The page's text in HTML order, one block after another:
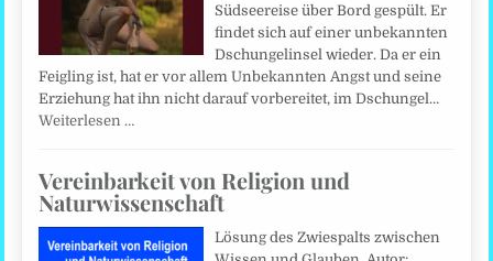
Südseereise über Bord gespült. Er
findet sich auf einer unbekannten
Dschungelinsel wieder. Da er ein
Feigling ist, hat er vor allem Unbekannten Angst und seine
Erziehung hat ihn nicht darauf vorbereitet, im Dschungel…
Weiterlesen …
Vereinbarkeit von Religion und
Naturwissenschaft
Lösung des Zwiespalts zwischen